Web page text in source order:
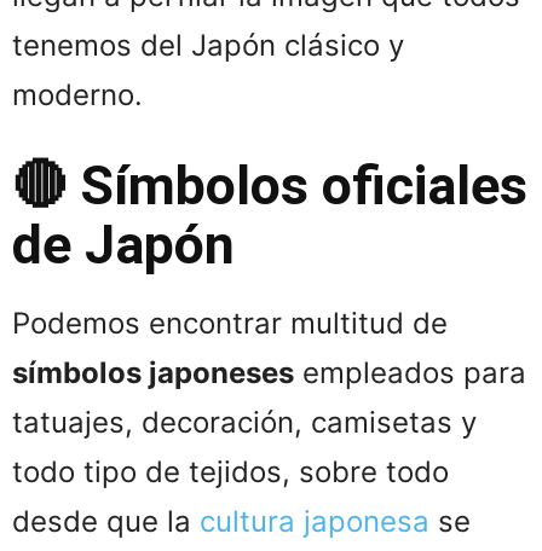
tenemos del Japón clásico y
moderno.
🔴 Símbolos oficiales
de Japón
Podemos encontrar multitud de
símbolos japoneses empleados para
tatuajes, decoración, camisetas y
todo tipo de tejidos, sobre todo
desde que la cultura japonesa se